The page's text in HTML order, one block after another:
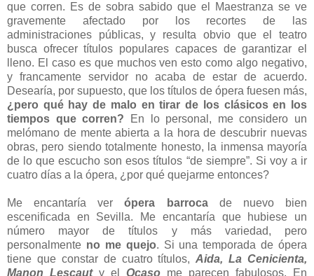
que corren. Es de sobra sabido que el Maestranza se ve
gravemente afectado por los recortes de las
administraciones públicas, y resulta obvio que el teatro
busca ofrecer títulos populares capaces de garantizar el
lleno. El caso es que muchos ven esto como algo negativo,
y francamente servidor no acaba de estar de acuerdo.
Desearía, por supuesto, que los títulos de ópera fuesen más,
¿pero qué hay de malo en tirar de los clásicos en los
tiempos que corren?
En lo personal, me considero un
melómano de mente abierta a la hora de descubrir nuevas
obras, pero siendo totalmente honesto, la inmensa mayoría
de lo que escucho son esos títulos “de siempre”. Si voy a ir
cuatro días a la ópera, ¿por qué quejarme entonces?
Me encantaría verópera barrocade nuevo bien
escenificada en Sevilla. Me encantaría que hubiese un
número mayor de títulos y más variedad, pero
personalmente no me quejo. Si una temporada de ópera
tiene que constar de cuatro títulos,Aida, La Cenicienta,
Manon Lescaut y el Ocaso me parecen fabulosos. En